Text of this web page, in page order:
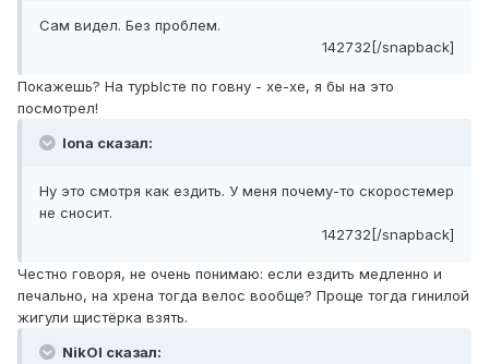
Сам видел. Без проблем.
142732[/snapback]
Покажешь? На турЫсте по говну - хе-хе, я бы на это
посмотрел!
Iona сказал:
Ну это смотря как ездить. У меня почему-то скоростемер
не сносит.
142732[/snapback]
Честно говоря, не очень понимаю: если ездить медленно и
печально, на хрена тогда велос вообще? Проще тогда гинилой
жигули щистёрка взять.
NikOl сказал: